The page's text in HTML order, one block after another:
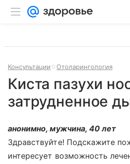
Консультации Отоларингология
Киста пазухи
затрудненное
анонимно, мужчина, 40 лет
Здравствуйте! Подскажите
интересует возможность